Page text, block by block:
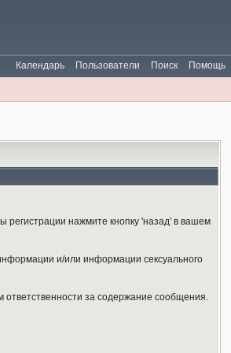
Помощь
Поиск
Пользователи
Календарь
регистрации нажмите кнопку 'назад' в вашем
и/или информации сексуального
за содержание сообщения.